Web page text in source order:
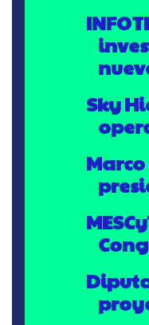
Sky